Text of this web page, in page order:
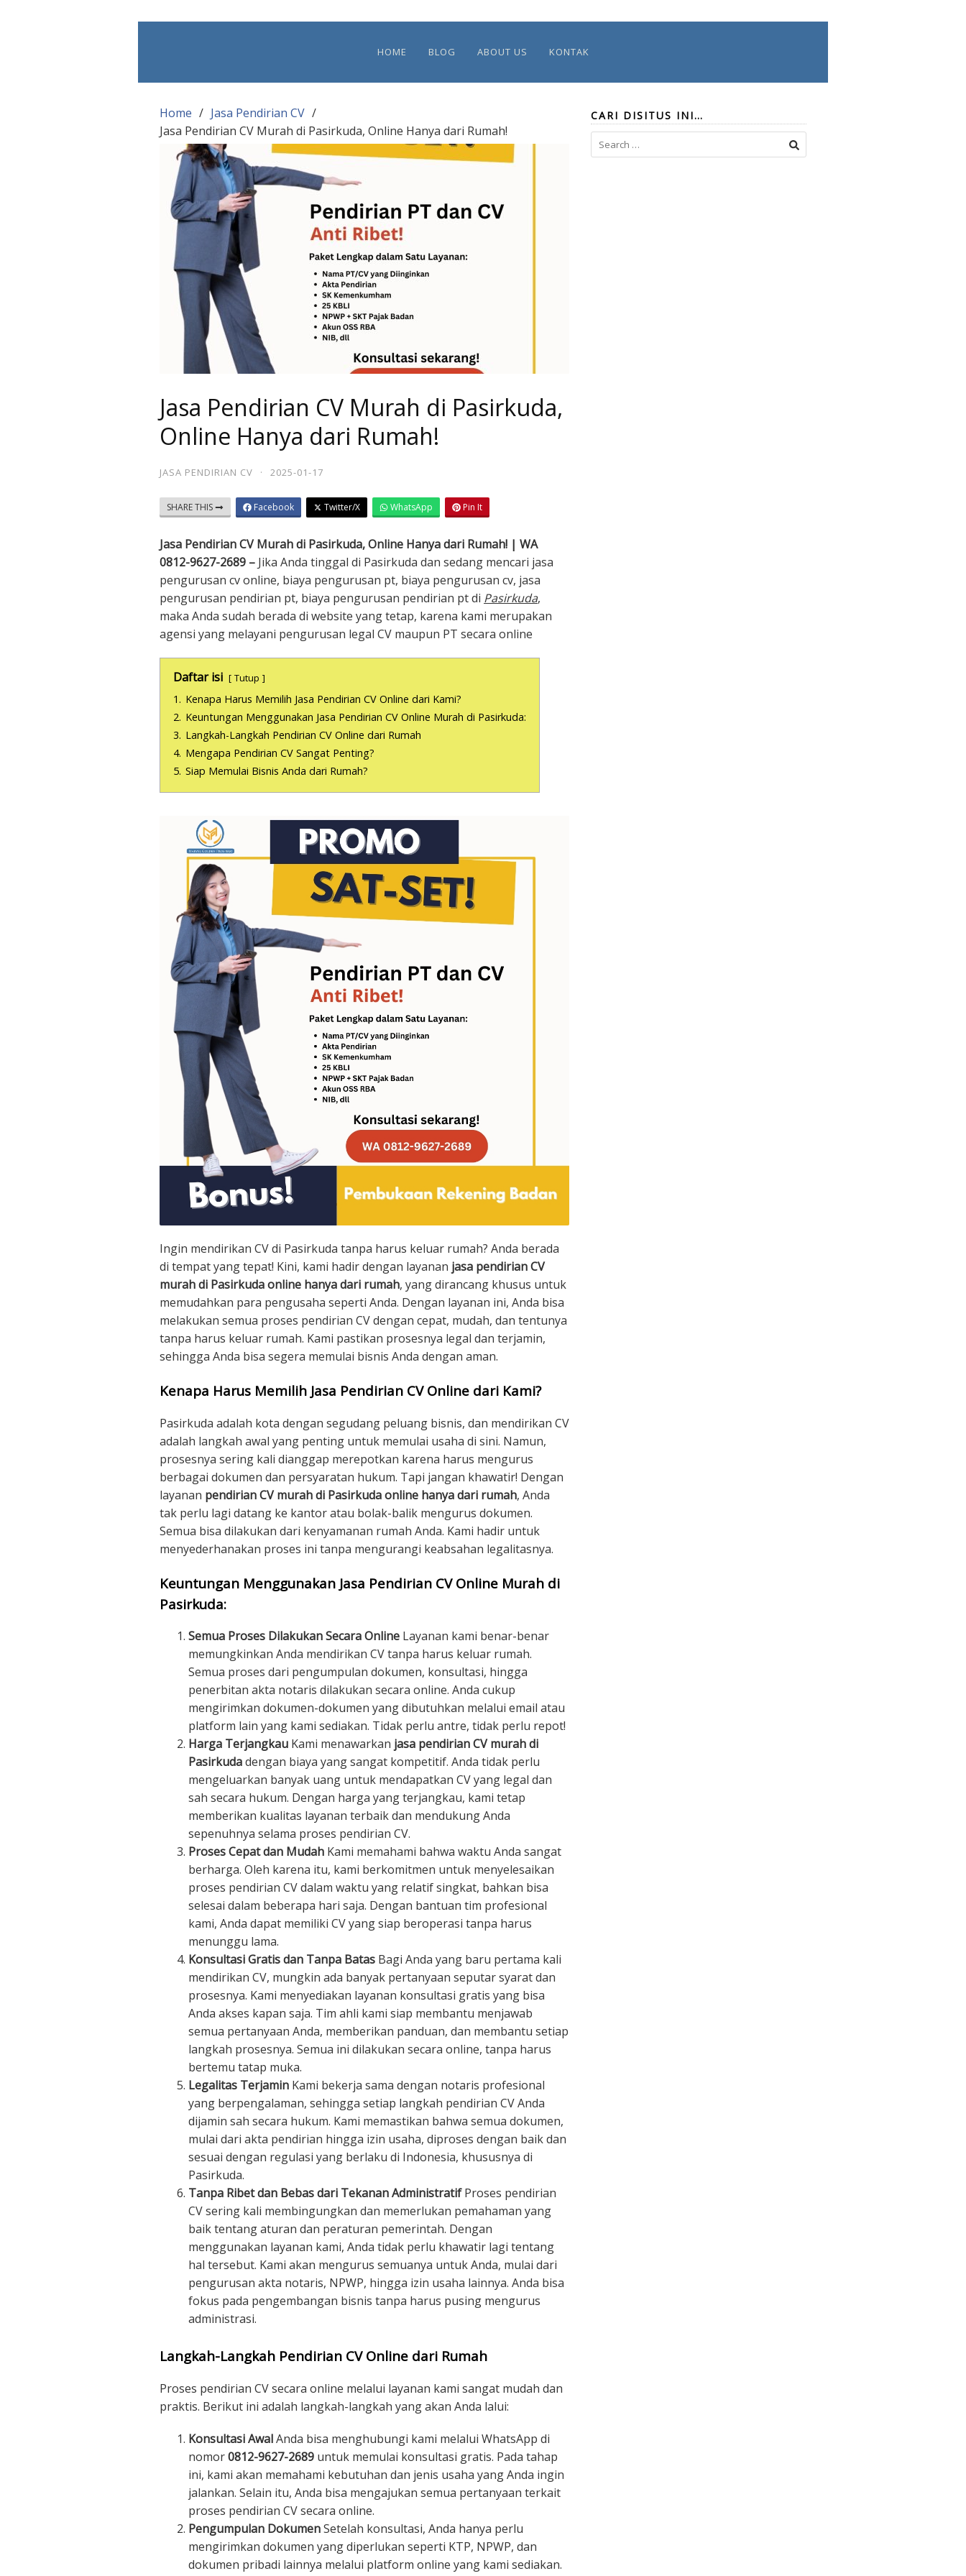
HOME BLOG ABOUT US KONTAK
Home
Jasa Pendirian CV
Jasa Pendirian CV Murah di Pasirkuda, Online Hanya dari Rumah!
Jasa Pendirian CV Murah di Pasirkuda,
Online Hanya dari Rumah!
JASA PENDIRIAN CV · 2025-01-17
SHARE THIS Facebook Twitter/X WhatsApp Pin It
Jasa Pendirian CV Murah di Pasirkuda, Online Hanya dari Rumah! | WA
0812-9627-2689 – Jika Anda tinggal di Pasirkuda dan sedang mencari jasa
pengurusan cv online, biaya pengurusan pt, biaya pengurusan cv, jasa
pengurusan pendirian pt, biaya pengurusan pendirian pt di Pasirkuda,
maka Anda sudah berada di website yang tetap, karena kami merupakan
agensi yang melayani pengurusan legal CV maupun PT secara online
Daftar isi Tutup
1. Kenapa Harus Memilih Jasa Pendirian CV Online dari Kami?
2. Keuntungan Menggunakan Jasa Pendirian CV Online Murah di Pasirkuda:
3. Langkah-Langkah Pendirian CV Online dari Rumah
4. Mengapa Pendirian CV Sangat Penting?
5. Siap Memulai Bisnis Anda dari Rumah?
Ingin mendirikan CV di Pasirkuda tanpa harus keluar rumah? Anda berada
di tempat yang tepat! Kini, kami hadir dengan layanan jasa pendirian CV
murah di Pasirkuda online hanya dari rumah, yang dirancang khusus untuk
memudahkan para pengusaha seperti Anda. Dengan layanan ini, Anda bisa
melakukan semua proses pendirian CV dengan cepat, mudah, dan tentunya
tanpa harus keluar rumah. Kami pastikan prosesnya legal dan terjamin,
sehingga Anda bisa segera memulai bisnis Anda dengan aman.
Kenapa Harus Memilih Jasa Pendirian CV Online dari Kami?
Pasirkuda adalah kota dengan segudang peluang bisnis, dan mendirikan CV
adalah langkah awal yang penting untuk memulai usaha di sini. Namun,
prosesnya sering kali dianggap merepotkan karena harus mengurus
berbagai dokumen dan persyaratan hukum. Tapi jangan khawatir! Dengan
layanan pendirian CV murah di Pasirkuda online hanya dari rumah, Anda
tak perlu lagi datang ke kantor atau bolak-balik mengurus dokumen.
Semua bisa dilakukan dari kenyamanan rumah Anda. Kami hadir untuk
menyederhanakan proses ini tanpa mengurangi keabsahan legalitasnya.
Keuntungan Menggunakan Jasa Pendirian CV Online Murah di
Pasirkuda:
Semua Proses Dilakukan Secara Online Layanan kami benar-benar
memungkinkan Anda mendirikan CV tanpa harus keluar rumah.
Semua proses dari pengumpulan dokumen, konsultasi, hingga
penerbitan akta notaris dilakukan secara online. Anda cukup
mengirimkan dokumen-dokumen yang dibutuhkan melalui email atau
platform lain yang kami sediakan. Tidak perlu antre, tidak perlu repot!
Harga Terjangkau Kami menawarkan jasa pendirian CV murah di
Pasirkudadengan biaya yang sangat kompetitif. Anda tidak perlu
mengeluarkan banyak uang untuk mendapatkan CV yang legal dan
sah secara hukum. Dengan harga yang terjangkau, kami tetap
memberikan kualitas layanan terbaik dan mendukung Anda
sepenuhnya selama proses pendirian CV.
Proses Cepat dan Mudah Kami memahami bahwa waktu Anda sangat
berharga. Oleh karena itu, kami berkomitmen untuk menyelesaikan
proses pendirian CV dalam waktu yang relatif singkat, bahkan bisa
selesai dalam beberapa hari saja. Dengan bantuan tim profesional
kami, Anda dapat memiliki CV yang siap beroperasi tanpa harus
menunggu lama.
Konsultasi Gratis dan Tanpa Batas Bagi Anda yang baru pertama kali
mendirikan CV, mungkin ada banyak pertanyaan seputar syarat dan
prosesnya. Kami menyediakan layanan konsultasi gratis yang bisa
Anda akses kapan saja. Tim ahli kami siap membantu menjawab
semua pertanyaan Anda, memberikan panduan, dan membantu setiap
langkah prosesnya. Semua ini dilakukan secara online, tanpa harus
bertemu tatap muka.
Legalitas Terjamin Kami bekerja sama dengan notaris profesional
yang berpengalaman, sehingga setiap langkah pendirian CV Anda
dijamin sah secara hukum. Kami memastikan bahwa semua dokumen,
mulai dari akta pendirian hingga izin usaha, diproses dengan baik dan
sesuai dengan regulasi yang berlaku di Indonesia, khususnya di
Pasirkuda.
Tanpa Ribet dan Bebas dari Tekanan AdministratifProses pendirian
CV sering kali membingungkan dan memerlukan pemahaman yang
baik tentang aturan dan peraturan pemerintah. Dengan
menggunakan layanan kami, Anda tidak perlu khawatir lagi tentang
hal tersebut. Kami akan mengurus semuanya untuk Anda, mulai dari
pengurusan akta notaris, NPWP, hingga izin usaha lainnya. Anda bisa
fokus pada pengembangan bisnis tanpa harus pusing mengurus
administrasi.
Langkah-Langkah Pendirian CV Online dari Rumah
Proses pendirian CV secara online melalui layanan kami sangat mudah dan
praktis. Berikut ini adalah langkah-langkah yang akan Anda lalui:
Konsultasi AwalAnda bisa menghubungi kami melalui WhatsApp di
nomor0812-9627-2689 untuk memulai konsultasi gratis. Pada tahap
ini, kami akan memahami kebutuhan dan jenis usaha yang Anda ingin
jalankan. Selain itu, Anda bisa mengajukan semua pertanyaan terkait
proses pendirian CV secara online.
Pengumpulan DokumenSetelah konsultasi, Anda hanya perlu
mengirimkan dokumen yang diperlukan seperti KTP, NPWP, dan
dokumen pribadi lainnya melalui platform online yang kami sediakan.
CARI DISITUS INI…
Search
for: